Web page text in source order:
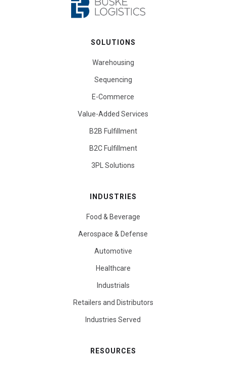
SOLUTIONS
Warehousing
Sequencing
E-Commerce
Value-Added Services
B2B Fulfillment
B2C Fulfillment
3PL Solutions
INDUSTRIES
Food & Beverage
Aerospace & Defense
Automotive
Healthcare
Industrials
Retailers and Distributors
Industries Served
RESOURCES